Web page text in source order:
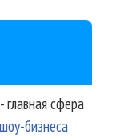
главная сфера
бизнеса